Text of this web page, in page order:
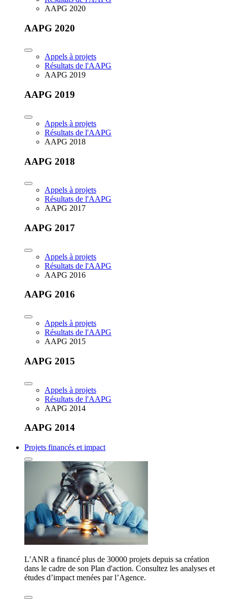
AAPG 2020
AAPG 2020
Appels à projets
Résultats de l'AAPG
AAPG 2019
AAPG 2019
Appels à projets
Résultats de l'AAPG
AAPG 2018
AAPG 2018
Appels à projets
Résultats de l'AAPG
AAPG 2017
AAPG 2017
Appels à projets
Résultats de l'AAPG
AAPG 2016
AAPG 2016
Appels à projets
Résultats de l'AAPG
AAPG 2015
AAPG 2015
Appels à projets
Résultats de l'AAPG
AAPG 2014
AAPG 2014
Projets financés et impact
L’ANR a financé plus de 30000 projets depuis sa création
dans le cadre de son Plan d'action. Consultez les analyses et
études d’impact menées par l’Agence.